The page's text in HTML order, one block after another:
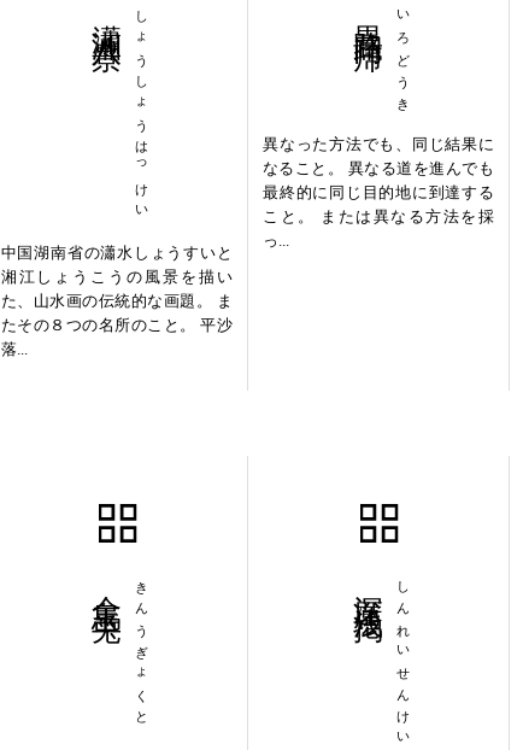
しょうしょうはっけい
中国湖南省の瀟水しょうすいと
湘江しょうこうの風景を描い
た、山水画の伝統的な画題。 ま
たその８つの名所のこと。 平沙
落...
いろどうき
異なった方法でも、同じ結果に
なること。 異なる道を進んでも
最終的に同じ目的地に到達する
こと。 または異なる方法を採
っ...
きんうぎょくと しんれいせんけい